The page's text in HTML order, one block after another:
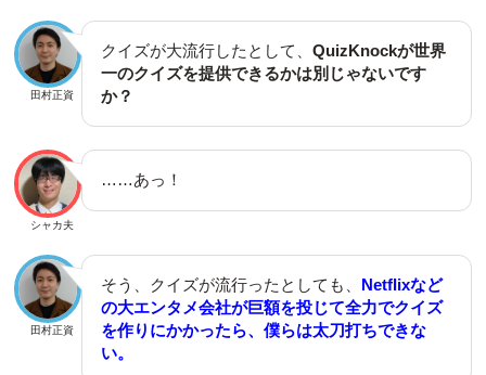
田村正資
クイズが大流行したとして、QuizKnockが世界
一のクイズを提供できるかは別じゃないです
か？
シャカ夫
……あっ！
田村正資
そう、クイズが流行ったとしても、 Netflixなど
の大エンタメ会社が巨額を投じて全力でクイズ
を作りにかかったら、僕らは太刀打ちできな
い。